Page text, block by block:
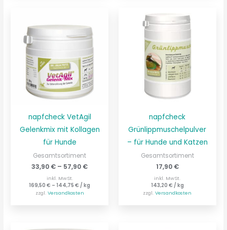
napfcheck VetAgil
Gelenkmix mit Kollagen
für Hunde
Gesamtsortiment
33,90 € – 57,90 €
inkl. MwSt.
169,50€ –144,75€ /kg
zzgl. Versandkosten
napfcheck
Grünlippmuschelpulver
– für Hunde und Katzen
Gesamtsortiment
17,90 €
inkl. MwSt.
143,20 € / kg
zzgl.Versandkosten